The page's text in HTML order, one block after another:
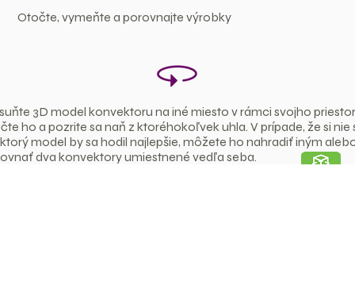
Otočte, vymeňte a porovnajte výrobky
3D model konvektoru na iné miesto v rámci svojho
ho a pozrite sa naň z ktoréhokoľvek uhla. V prípade, že si nie
ktorý model by sa hodil najlepšie, môžete ho nahradiť iným
dva konvektory umiestnené vedľa seba.